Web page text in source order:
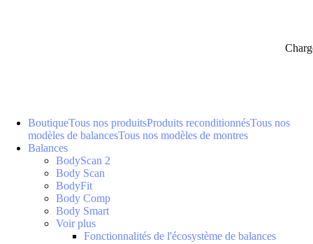
BoutiqueTous nos produitsProduits reconditionnésTous nos
modèles de balancesTous nos modèles de montres
Balances
BodyScan 2
Body Scan
BodyFit
Body Comp
Body Smart
Voir plus
Fonctionnalités de l'écosystème de balances